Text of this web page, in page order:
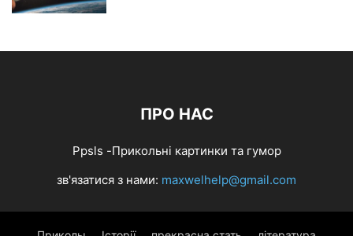
ПРО НАС
Ppsls -Прикольні картинки та гумор
зв'язатися з нами: maxwelhelp@gmail.com